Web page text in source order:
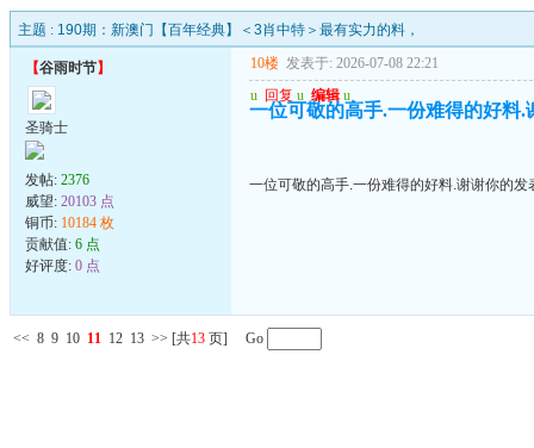
主题 : 190期：新澳门【百年经典】＜3肖中特＞最有实力的料，
【谷雨时节】
圣骑士
发帖: 2376
威望: 20103 点
铜币: 10184 枚
贡献值: 6 点
好评度: 0 点
10楼 发表于: 2026-07-08 22:21
u 回复 u 编辑 u
一位可敬的高手.一份难得的好料.
一位可敬的高手.一份难得的好料.谢谢你的发
<< 8 9 10 11 12 13 >> [共13 页] Go